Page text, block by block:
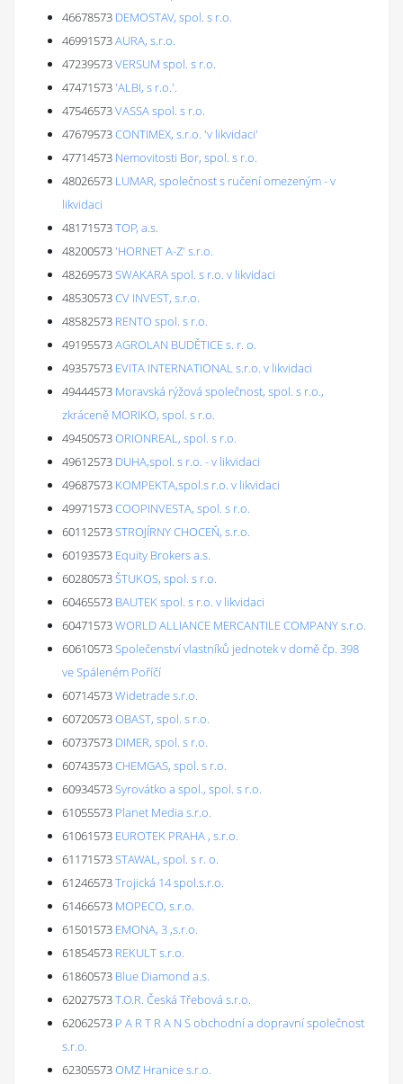
46678573 DEMOSTAV, spol. s r.o.
46991573AURA, s.r.o.
47239573VERSUM spol. s r.o.
47471573'ALBI, s r.o.'.
47546573VASSA spol. s r.o.
47679573CONTIMEX, s.r.o. 'v likvidaci'
47714573 Nemovitosti Bor, spol. s r.o.
48026573 LUMAR, společnost s ručení omezeným - v
likvidaci
48171573TOP, a.s.
48200573'HORNET A-Z' s.r.o.
48269573SWAKARA spol. s r.o. v likvidaci
48530573CV INVEST, s.r.o.
48582573 RENTO spol. s r.o.
49195573AGROLAN BUDĚTICE s. r. o.
49357573 EVITA INTERNATIONAL s.r.o. v likvidaci
49444573 Moravská rýžová společnost, spol. s r.o.,
zkráceně MORIKO, spol. s r.o.
49450573ORIONREAL, spol. s r.o.
49612573 DUHA,spol. s r.o. - v likvidaci
49687573 KOMPEKTA,spol.s r.o. v likvidaci
49971573COOPINVESTA, spol. s r.o.
60112573STROJÍRNY CHOCEŇ, s.r.o.
60193573 Equity Brokers a.s.
60280573ŠTUKOS, spol. s r.o.
60465573 BAUTEK spol. s r.o. v likvidaci
60471573WORLD ALLIANCE MERCANTILE COMPANY s.r.o.
60610573Společenství vlastníků jednotek v domě čp. 398
ve Spáleném Poříčí
60714573Widetrade s.r.o.
60720573OBAST, spol. s r.o.
60737573 DIMER, spol. s r.o.
60743573CHEMGAS, spol. s r.o.
60934573Syrovátko a spol., spol. s r.o.
61055573 Planet Media s.r.o.
61061573 EUROTEK PRAHA , s.r.o.
61171573STAWAL, spol. s r. o.
61246573Trojická 14 spol.s.r.o.
61466573 MOPECO, s.r.o.
61501573 EMONA, 3 ,s.r.o.
61854573 REKULT s.r.o.
61860573 Blue Diamond a.s.
62027573T.O.R. Česká Třebová s.r.o.
62062573 P A R T R A N S obchodní a dopravní společnost
s.r.o.
62305573OMZ Hranice s.r.o.